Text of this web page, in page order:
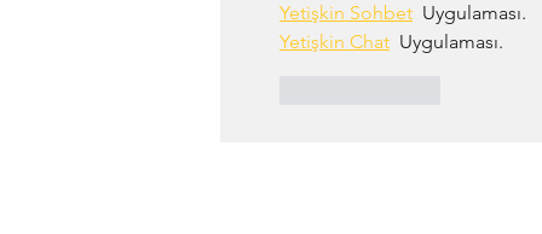
Yetişkin Sohbet Uygulaması.
Yetişkin Chat Uygulaması.